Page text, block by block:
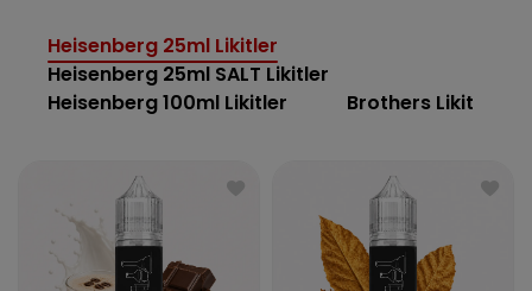
Heisenberg 25ml Likitler
Heisenberg 25ml SALT Likitler
Heisenberg 100ml Likitler
Brothers Likit